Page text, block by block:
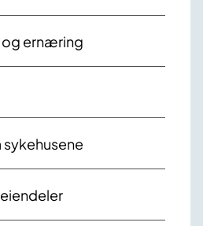
og ernæring
sykehusene